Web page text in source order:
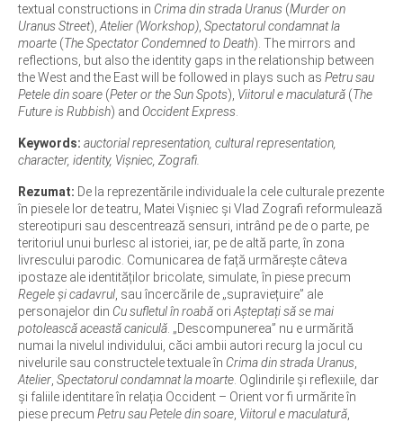
textual constructions in Crima din strada Uranus (Murder on
Uranus Street), Atelier (Workshop) Spectatorul condamnat la
moarte (The Spectator Condemned to Death). The mirrors and
reflections, but also the identity gaps in the relationship between
the West and the East will be followed in plays such as Petru sau
Petele din soare (Peter or the Sun Spots), Viitorul e maculatură (The
Future is Rubbish) and Occident Express
Keywords: auctorial representation, cultural representation,
character, identity, Vișniec, Zografi.
Rezumat: De la reprezentările individuale la cele culturale prezente
în piesele lor de teatru, Matei Vișniec și Vlad Zografi reformulează
stereotipuri sau descentrează sensuri, intrând pe de o parte, pe
teritoriul unui burlesc al istoriei, iar, pe de altă parte, în zona
livrescului parodic. Comunicarea de față urmărește câteva
ipostaze ale identităților bricolate, simulate, în piese precum
Regele și cadavrul , sau încercările de „supraviețuire” ale
personajelor din Cu sufletul în roabă ori Așteptați să se mai
potolească această caniculă . „Descompunerea” nu e urmărită
numai la nivelul individului, căci ambii autori recurg la jocul cu
nivelurile sau constructele textuale în Crima din strada Uranus
Atelier Spectatorul condamnat la moarte . Oglindirile și reflexiile, dar
și faliile identitare în relația Occident – Orient vor fi urmărite în
piese precum Petru sau Petele din soare Viitorul e maculatură